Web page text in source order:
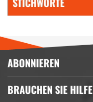
ABONNIEREN
BRAUCHEN SIE HILFE